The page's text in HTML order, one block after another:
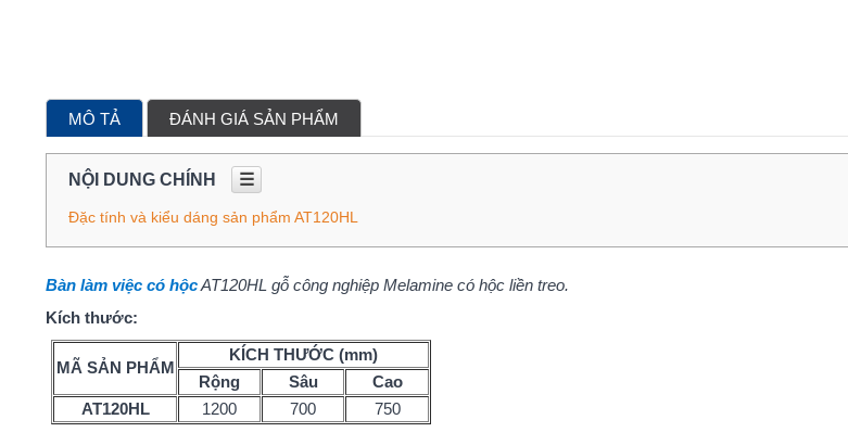
MÔ TẢ ĐÁNH GIÁ SẢN PHẨM
NỘI DUNG CHÍNH ☰
Đặc tính và kiểu dáng sản phẩm AT120HL
Bàn làm việc có hộcAT120HL gỗ công nghiệp Melamine có hộc liền treo.​
Kích thước:
MÃ SẢN PHẨM
KÍCH THƯỚC (mm)
Rộng
Sâu
Cao
AT120HL
1200 700 750